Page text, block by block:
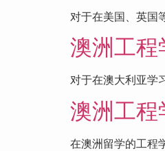
对于在美国、英国
澳洲工
对于在澳大利亚学
澳洲工程
在澳洲留学的工程